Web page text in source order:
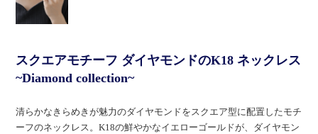
スクエアモチーフ ダイヤモンドのK18 ネックレス
~Diamond collection~
清らかなきらめきが魅力のダイヤモンドをスクエア型に配置したモチ
ーフのネックレス。K18の鮮やかなイエローゴールドが、ダイヤモン